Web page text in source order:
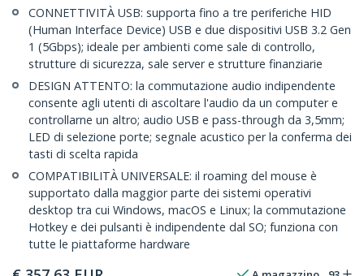
CONNETTIVITÀ USB: supporta fino a tre periferiche HID
(Human Interface Device) USB e due dispositivi USB 3.2 Gen
1 (5Gbps); ideale per ambienti come sale di controllo,
strutture di sicurezza, sale server e strutture finanziarie
DESIGN ATTENTO: la commutazione audio indipendente
consente agli utenti di ascoltare l'audio da un computer e
controllarne un altro; audio USB e pass-through da 3,5mm;
LED di selezione porte; segnale acustico per la conferma dei
tasti di scelta rapida
COMPATIBILITÀ UNIVERSALE: il roaming del mouse è
supportato dalla maggior parte dei sistemi operativi
desktop tra cui Windows, macOS e Linux; la commutazione
Hotkey e dei pulsanti è indipendente dal SO; funziona con
tutte le piattaforme hardware